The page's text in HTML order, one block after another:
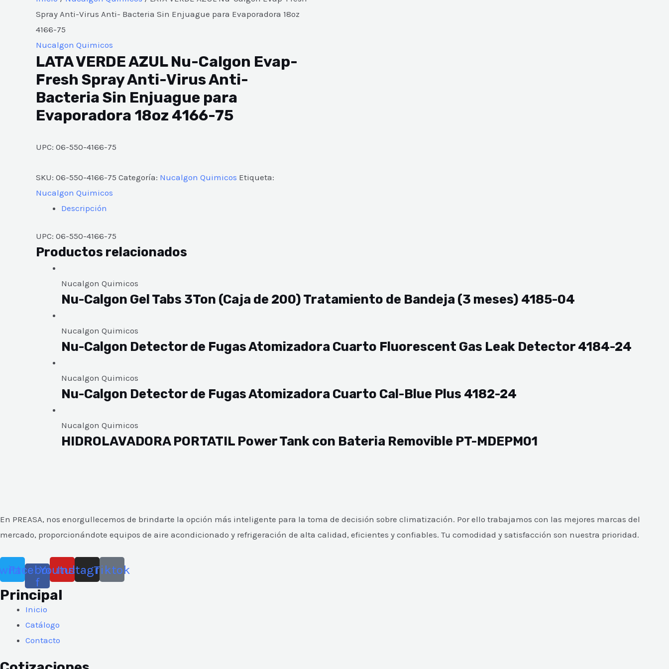
Spray Anti-Virus Anti- Bacteria Sin Enjuague para Evaporadora 18oz
4166-75
Nucalgon Quimicos
LATA VERDE AZUL Nu-Calgon Evap-
Fresh Spray Anti-Virus Anti-
Bacteria Sin Enjuague para
Evaporadora 18oz 4166-75
UPC: 06-550-4166-75
SKU: 06-550-4166-75 Categoría: Nucalgon Quimicos Etiqueta:
Nucalgon Quimicos
Descripción
UPC: 06-550-4166-75
Productos relacionados
Nucalgon Quimicos
Nu-Calgon Gel Tabs 3Ton (Caja de 200) Tratamiento de Bandeja (3 meses) 4185-04
Nucalgon Quimicos
Nu-Calgon Detector de Fugas Atomizadora Cuarto Fluorescent Gas Leak Detector 4184-24
Nucalgon Quimicos
Nu-Calgon Detector de Fugas Atomizadora Cuarto Cal-Blue Plus 4182-24
Nucalgon Quimicos
HIDROLAVADORA PORTATIL Power Tank con Bateria Removible PT-MDEPM01
En PREASA, nos enorgullecemos de brindarte la opción más inteligente para la toma de decisión sobre climatización. Por ello trabajamos con las mejores marcas del
mercado, proporcionándote equipos de aire acondicionado y refrigeración de alta calidad, eficientes y confiables. Tu comodidad y satisfacción son nuestra prioridad.
Facebook-
f
Youtube
Instagram
Tiktok
Principal
Inicio
Catálogo
Contacto